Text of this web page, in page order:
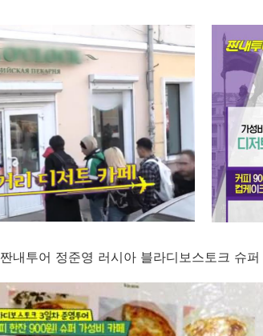
짠내투어 정준영 러시아 블라디보스토크 슈